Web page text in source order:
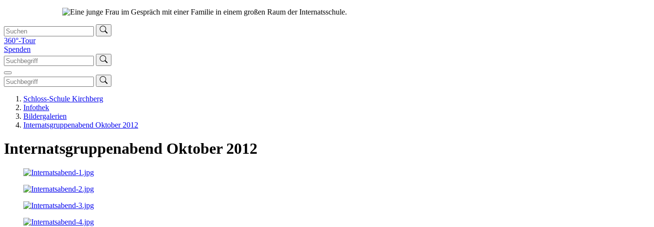
360°-Tour
Spenden
Schloss-Schule Kirchberg
Infothek
Bildergalerien
Internatsgruppenabend Oktober 2012
Internatsgruppenabend Oktober 2012